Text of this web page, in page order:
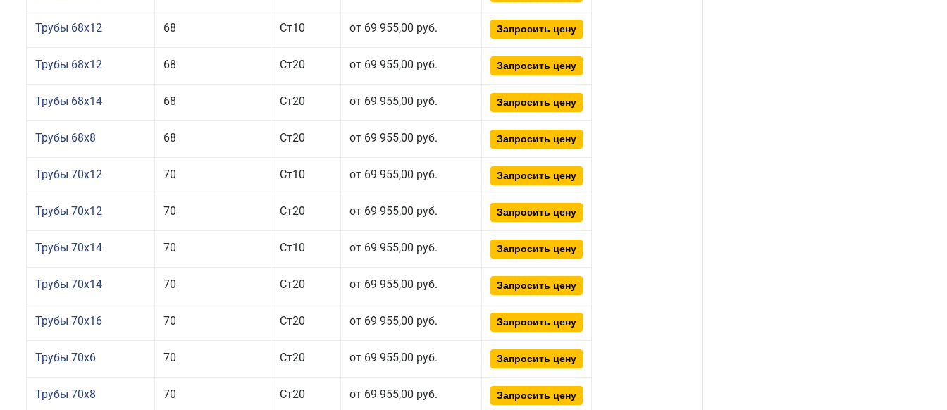
Трубы 68x12 68 Ст10 от 69 955,00 руб. Запросить цену
Трубы 68x12 68 Ст20 от 69 955,00 руб. Запросить цену
Трубы 68x14 68 Ст20 от 69 955,00 руб. Запросить цену
Трубы 68x8 68 Ст20 от 69 955,00 руб. Запросить цену
Трубы 70x12 70 Ст10 от 69 955,00 руб. Запросить цену
Трубы 70x12 70 Ст20 от 69 955,00 руб. Запросить цену
Трубы 70x14 70 Ст10 от 69 955,00 руб. Запросить цену
Трубы 70x14 70 Ст20 от 69 955,00 руб. Запросить цену
Трубы 70x16 70 Ст20 от 69 955,00 руб. Запросить цену
Трубы 70x6 70 Ст20 от 69 955,00 руб. Запросить цену
Трубы 70x8 70 Ст20 от 69 955,00 руб. Запросить цену